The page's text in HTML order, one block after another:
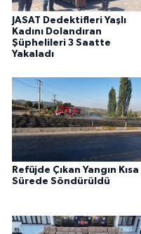
JASAT Dedektifleri Yaşlı
Kadını Dolandıran
Şüphelileri 3 Saatte
Yakaladı
Refüjde Çıkan Yangın Kısa
Sürede Söndürüldü